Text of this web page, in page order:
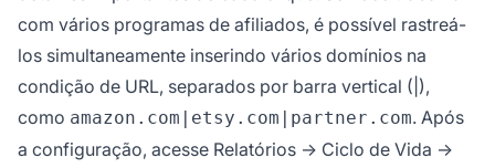
com vários programas de afiliados, é possível rastreá-
los simultaneamente inserindo vários domínios na
condição de URL, separados por barra vertical (|),
como amazon.com|etsy.com|partner.com. Após
a configuração, acesse Relatórios → Ciclo de Vida →